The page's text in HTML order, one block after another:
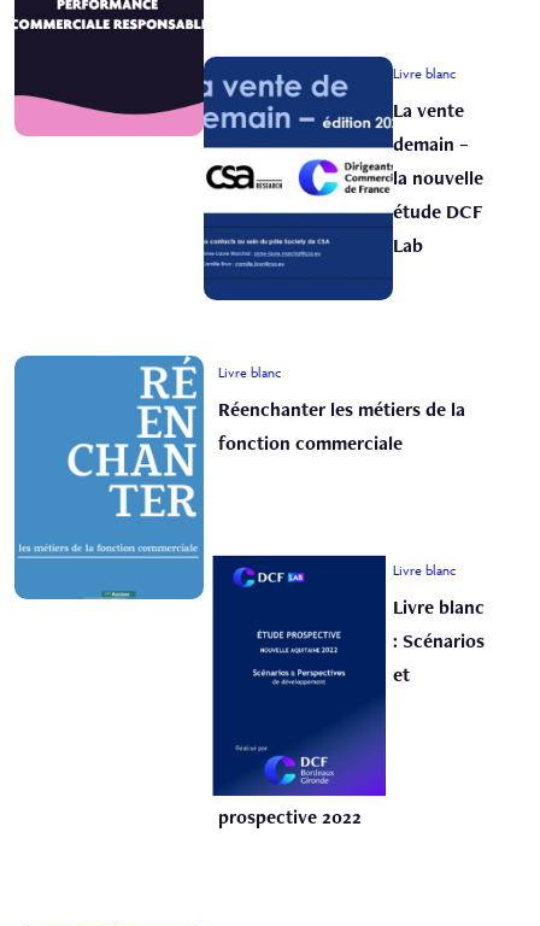
Livre blanc
La vente
demain –
la nouvelle
étude DCF
Lab
Livre blanc
Réenchanter les métiers de la
fonction commerciale
Livre blanc
Livre blanc
: Scénarios
et
prospective 2022